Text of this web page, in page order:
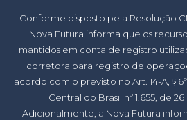
Conforme disposto pela Resolução
Nova Futura informa que os
mantidos em conta de registro
corretora para registro de
acordo com o previsto no Art. 14-A, §
Central do Brasil nº 1.655, de
Adicionalmente, a Nova Futura